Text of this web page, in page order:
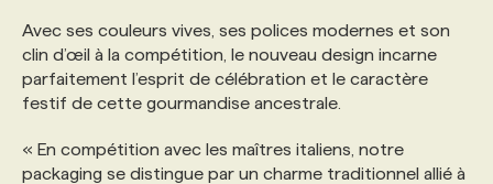
ANNONCEZ AVEC NOUS
Avec ses couleurs vives, ses polices modernes et son
clin d’œil à la compétition, le nouveau design incarne
parfaitement l’esprit de célébration et le caractère
festif de cette gourmandise ancestrale.
« En compétition avec les maîtres italiens, notre
packaging se distingue par un charme traditionnel allié à